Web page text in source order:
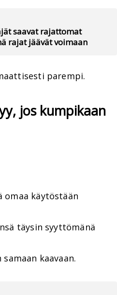
saavat rajattomat
rajat jäävät voimaan
parempi.
jos kumpikaan
omaa käytöstään
täysin syyttömänä
kaavaan.